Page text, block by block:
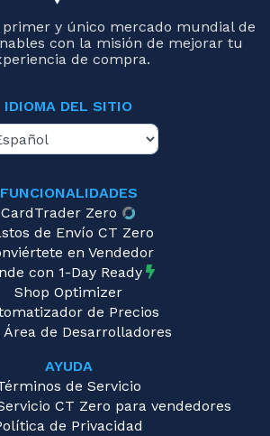
primer y único mercado mundial de
con la misión de mejorar tu
de compra.
IDIOMA DEL SITIO
FUNCIONALIDADES
CardTrader Zero
de Envío CT Zero
en Vendedor
con 1-Day Ready
Shop Optimizer
de Precios
Área de Desarrolladores
AYUDA
de Servicio
CT Zero para vendedores
de Privacidad